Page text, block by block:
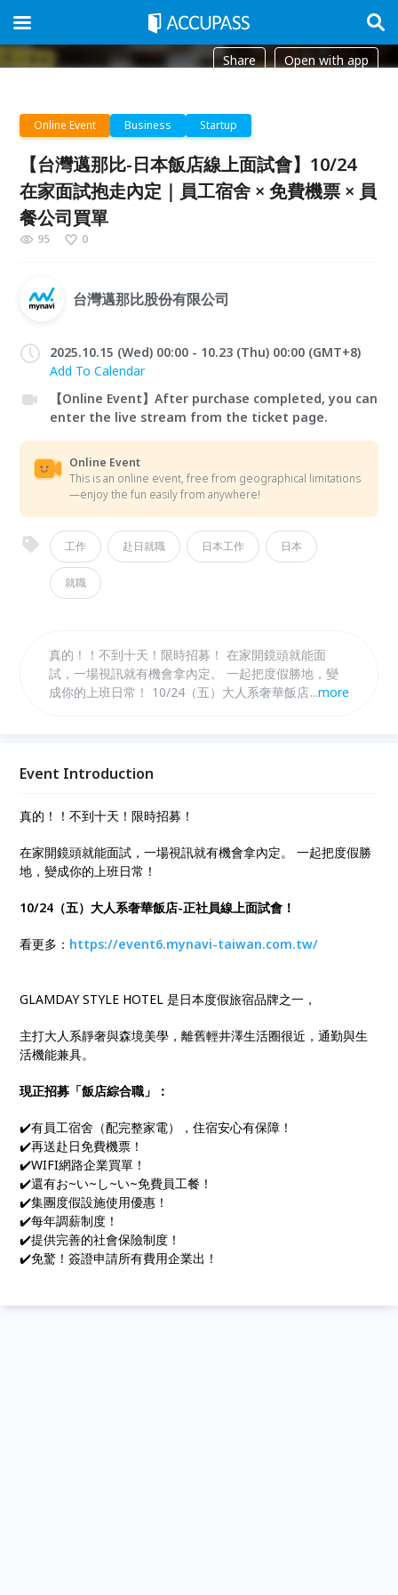
Share Open with app
Online Event Business Startup
【台灣邁那比-日本飯店線上面試會】10/24
在家面試抱走內定｜員工宿舍 × 免費機票 × 員
餐公司買單
95 0
台灣邁那比股份有限公司
2025.10.15 (Wed) 00:00 - 10.23 (Thu) 00:00 (GMT+8)
Add To Calendar
【Online Event】After purchase completed, you can
enter the live stream from the ticket page.
Online Event
This is an online event, free from geographical limitations
—enjoy the fun easily from anywhere!
工作 赴日就職 日本工作 日本
就職
真的！！不到十天！限時招募！ 在家開鏡頭就能面
試，一場視訊就有機會拿內定。 一起把度假勝地，變
成你的上班日常！ 10/24（五）大人系奢華飯店-正社
...more
Event Introduction
真的！！不到十天！限時招募！
在家開鏡頭就能面試，一場視訊就有機會拿內定。 一起把度假勝
地，變成你的上班日常！
10/24（五）大人系奢華飯店-正社員線上面試會！
看更多： https://event6.mynavi-taiwan.com.tw/
GLAMDAY STYLE HOTEL 是日本度假旅宿品牌之一，
主打大人系靜奢與森境美學，離舊輕井澤生活圈很近，通勤與生
活機能兼具。
現正招募「飯店綜合職」：
✔️有員工宿舍（配完整家電），住宿安心有保障！
✔️再送赴日免費機票！
✔️WIFI網路企業買單！
✔️還有お~い~し~い~免費員工餐！
✔️集團度假設施使用優惠！
✔️每年調薪制度！
✔️提供完善的社會保險制度！
✔️免驚！簽證申請所有費用企業出！